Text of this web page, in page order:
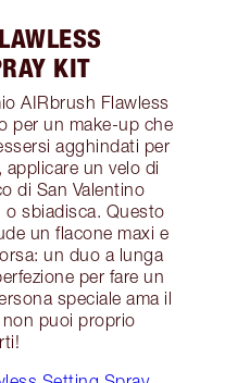
KIT
AIRbrush Flawless
per un make-up che
agghindati per
un velo di
di San Valentino
o sbiadisca. Questo
un flacone maxi e
un duo a lunga
per fare un
speciale ama il
puoi proprio